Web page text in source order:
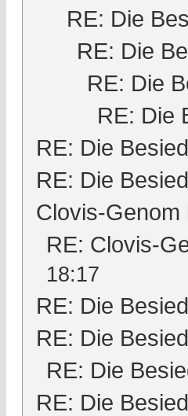
RE: Die
RE: Die
RE: Die
RE: Die
RE: Die
RE: Die
Clovis-
RE: Clovis-
18:17
RE: Die
RE: Die
RE: Die
RE: Die